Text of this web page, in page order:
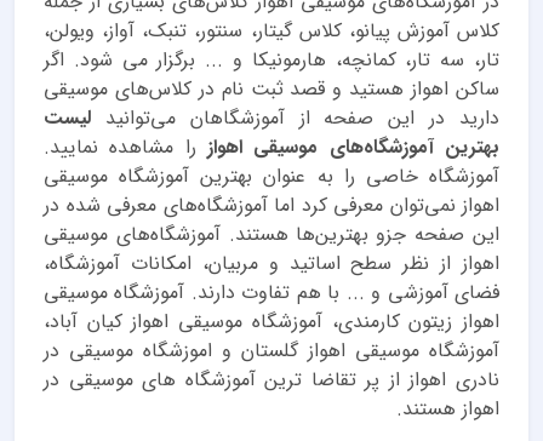
کلاس آموزش پیانو، کلاس گیتار، سنتور، تنبک، آواز، ویولن،
تار، سه تار، کمانچه، هارمونیکا و ... برگزار می شود. اگر
ساکن اهواز هستید و قصد ثبت نام در کلاس‌های موسیقی
دارید در این صفحه از آموزشگاهان می‌توانید لیست
بهترین آموزشگاه‌های موسیقی اهواز را مشاهده نمایید.
آموزشگاه خاصی را به عنوان بهترین آموزشگاه موسیقی
اهواز نمی‌توان معرفی کرد اما آموزشگاه‌های معرفی شده در
این صفحه جزو بهترین‌ها هستند. آموزشگاه‌های موسیقی
اهواز از نظر سطح اساتید و مربیان، امکانات آموزشگاه،
فضای آموزشی و ... با هم تفاوت دارند. آموزشگاه موسیقی
اهواز زیتون کارمندی، آموزشگاه موسیقی اهواز کیان آباد،
آموزشگاه موسیقی اهواز گلستان و اموزشگاه موسیقی در
نادری اهواز از پر تقاضا ترین آموزشگاه های موسیقی در
اهواز هستند.